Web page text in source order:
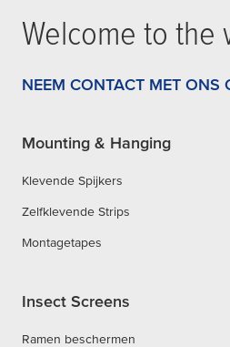
Welcome to the
NEEM CONTACT MET ONS
Mounting & Hanging
Klevende Spijkers
Zelfklevende Strips
Montagetapes
Insect Screens
Ramen beschermen